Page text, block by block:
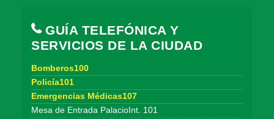
GUÍA TELEFÓNICA Y
SERVICIOS DE LA CIUDAD
Bomberos100
Policía101
Emergencias Médicas107
Mesa de Entrada PalacioInt. 101